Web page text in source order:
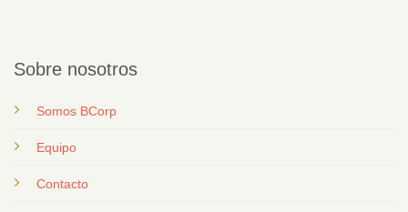
Sobre nosotros
Somos BCorp
Equipo
Contacto